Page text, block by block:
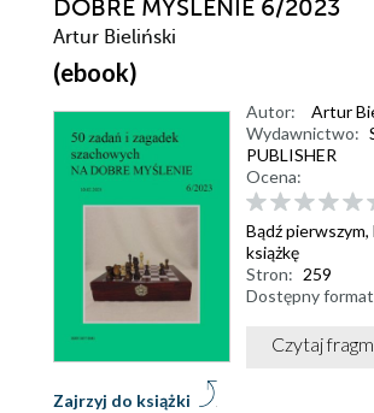
DOBRE MYŚLENIE 6/2023
Artur Bieliński
(ebook)
Zajrzyj do książki
Autor:
Artur
Wydawnictwo:
PUBLISHER
Ocena:
Bądź
książkę
Stron: 259
Dostępny
Czytaj